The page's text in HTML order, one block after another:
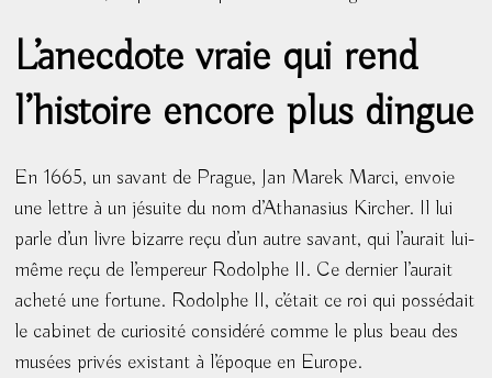
L’anecdote vraie qui rend
l’histoire encore plus dingue
En 1665, un savant de Prague, Jan Marek Marci, envoie
une lettre à un jésuite du nom d’Athanasius Kircher. Il lui
parle d’un livre bizarre reçu d’un autre savant, qui l’aurait lui-
même reçu de l’empereur Rodolphe II. Ce dernier l’aurait
acheté une fortune. Rodolphe II, c’était ce roi qui possédait
le cabinet de curiosité considéré comme le plus beau des
musées privés existant à l’époque en Europe.